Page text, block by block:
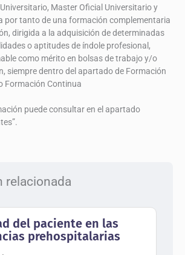
Master Oficial Universitario y
por tanto de una formación complementaria
dirigida a la adquisición de determinadas
o aptitudes de índole profesional,
como mérito en bolsas de trabajo y/o
siempre dentro del apartado de Formación
Formación Continua
puede consultar en el apartado
relacionada
del paciente en las
prehospitalarias